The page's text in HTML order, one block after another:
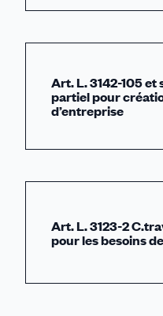
Art. L. 3142-105 et
partiel pour
d’entreprise
Art. L. 3123-2
pour les besoins